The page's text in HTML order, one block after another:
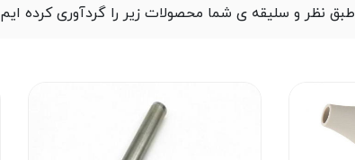
طبق نظر و سلیقه ی شما محصولات زیر را گردآوری کرده ایم